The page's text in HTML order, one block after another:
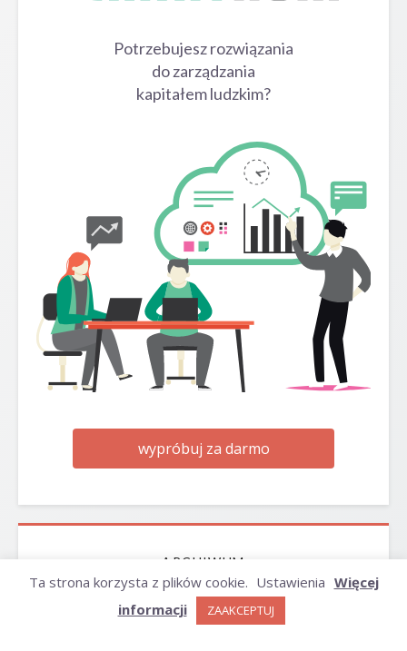
Potrzebujesz rozwiązania
do zarządzania
kapitałem ludzkim?
wypróbuj za darmo
ARCHIWUM
Ta strona korzysta z plików cookie. Ustawienia Więcej
informacji
ZAAKCEPTUJ